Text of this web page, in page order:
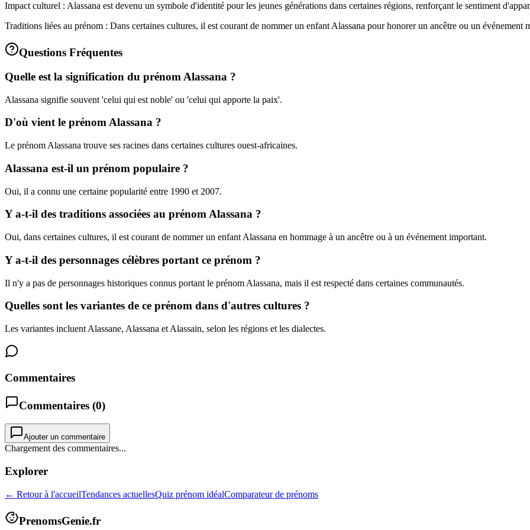
Impact culturel : Alassana est devenu un symbole d'identité pour les jeunes générations dans certaines régions, renforçant le sentiment
Traditions liées au prénom : Dans certaines cultures, il est courant de nommer un enfant Alassana pour honorer un ancêtre ou un événement
Questions Fréquentes
Quelle est la signification du prénom Alassana ?
Alassana signifie souvent 'celui qui est noble' ou 'celui qui apporte la paix'.
D'où vient le prénom Alassana ?
Le prénom Alassana trouve ses racines dans certaines cultures ouest-africaines.
Alassana est-il un prénom populaire ?
Oui, il a connu une certaine popularité entre 1990 et 2007.
Y a-t-il des traditions associées au prénom Alassana ?
Oui, dans certaines cultures, il est courant de nommer un enfant Alassana en hommage à un ancêtre ou à un événement important.
Y a-t-il des personnages célèbres portant ce prénom ?
Il n'y a pas de personnages historiques connus portant le prénom Alassana, mais il est respecté dans certaines communautés.
Quelles sont les variantes de ce prénom dans d'autres cultures ?
Les variantes incluent Alassane, Alassana et Alassain, selon les régions et les dialectes.
Commentaires
Commentaires (0)
Ajouter un commentaire
Chargement des commentaires...
Explorer
← Retour à l'accueilTendances actuellesQuiz prénom idéalComparateur de prénoms
PrenomsGenie.fr